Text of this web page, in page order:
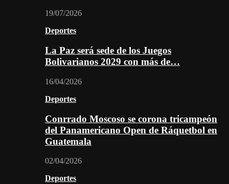
19/07/2026
Deportes
La Paz será sede de los Juegos
Bolivarianos 2029 con más de…
16/04/2026
Deportes
Conrrado Moscoso se corona tricampeón
del Panamericano Open de Ráquetbol en
Guatemala
02/04/2026
Deportes